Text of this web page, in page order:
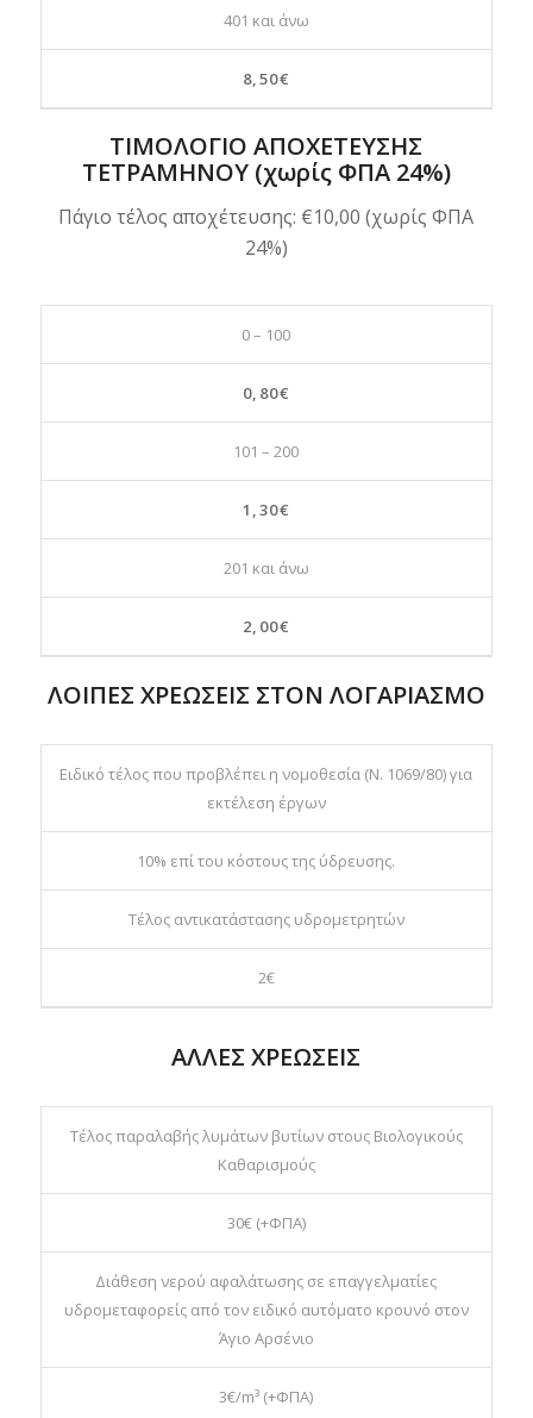
401 και άνω
8,50€
ΤΙΜΟΛΟΓΙΟ ΑΠΟΧΕΤΕΥΣΗΣ
ΤΕΤΡΑΜΗΝΟΥ (χωρίς ΦΠΑ 24%)
Πάγιο τέλος αποχέτευσης: €10,00 (χωρίς ΦΠΑ
24%)
0 – 100
0,80€
101 – 200
1,30€
201 και άνω
2,00€
ΛΟΙΠΕΣ ΧΡΕΩΣΕΙΣ ΣΤΟΝ ΛΟΓΑΡΙΑΣΜΟ
Ειδικό τέλος που προβλέπει η νομοθεσία (Ν. 1069/80) για
εκτέλεση έργων
10% επί του κόστους της ύδρευσης.
Τέλος αντικατάστασης υδρομετρητών
2€
ΑΛΛΕΣ ΧΡΕΩΣΕΙΣ
Τέλος παραλαβής λυμάτων βυτίων στους Βιολογικούς
Καθαρισμούς
30€ (+ΦΠΑ)
Διάθεση νερού αφαλάτωσης σε επαγγελματίες
υδρομεταφορείς από τον ειδικό αυτόματο κρουνό στον
Άγιο Αρσένιο
3€/m³ (+ΦΠΑ)